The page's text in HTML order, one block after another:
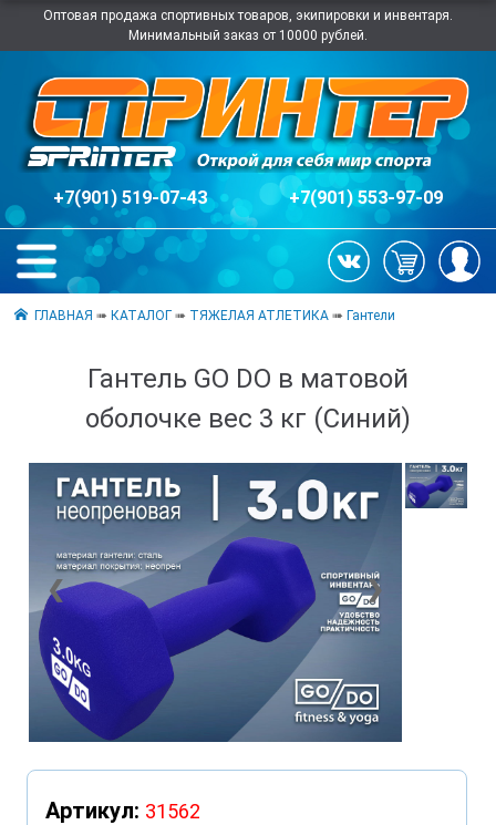
Оптовая продажа спортивных товаров, экипировки и инвентаря.
Минимальный заказ от 10000 рублей.
+7(901) 519-07-43 +7(901) 553-97-09
ГЛАВНАЯ ➠КАТАЛОГ ➠ ТЯЖЕЛАЯ АТЛЕТИКА ➠Гантели
Гантель GO DO в матовой
оболочке вес 3 кг (Синий)
❮ ❯
Артикул: 31562